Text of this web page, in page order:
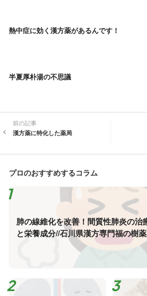
熱中症に効く漢方薬があるんです！
半夏厚朴湯の不思議
前の記事
漢方薬に特化した薬局
プロのおすすめするコラム
肺の線維化を改善！間質性肺炎の治
と栄養成分//石川県漢方専門福の樹